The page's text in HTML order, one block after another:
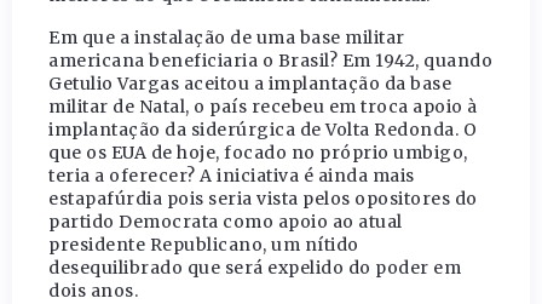
Em que a instalação de uma base militar
americana beneficiaria o Brasil? Em 1942, quando
Getulio Vargas aceitou a implantação da base
militar de Natal, o país recebeu em troca apoio à
implantação da siderúrgica de Volta Redonda. O
que os EUA de hoje, focado no próprio umbigo,
teria a oferecer? A iniciativa é ainda mais
estapafúrdia pois seria vista pelos opositores do
partido Democrata como apoio ao atual
presidente Republicano, um nítido
desequilibrado que será expelido do poder em
dois anos.